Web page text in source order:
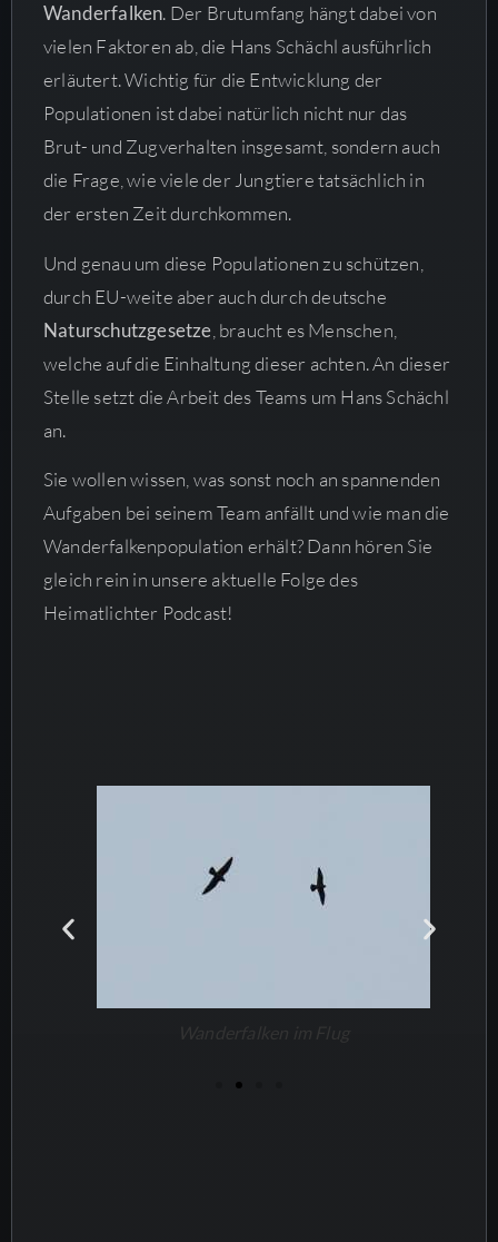
Wanderfalken. Der Brutumfang hängt dabei von
vielen Faktoren ab, die Hans Schächl ausführlich
erläutert. Wichtig für die Entwicklung der
Populationen ist dabei natürlich nicht nur das
Brut- und Zugverhalten insgesamt, sondern auch
die Frage, wie viele der Jungtiere tatsächlich in
der ersten Zeit durchkommen.
Und genau um diese Populationen zu schützen,
durch EU-weite aber auch durch deutsche
Naturschutzgesetze , braucht es Menschen,
welche auf die Einhaltung dieser achten. An dieser
Stelle setzt die Arbeit des Teams um Hans Schächl
an.
Sie wollen wissen, was sonst noch an spannenden
Aufgaben bei seinem Team anfällt und wie man die
Wanderfalkenpopulation erhält? Dann hören Sie
gleich rein in unsere aktuelle Folge des
Heimatlichter Podcast!
Wanderfalken im Flug